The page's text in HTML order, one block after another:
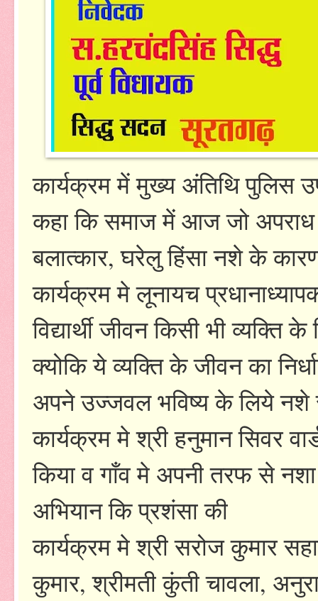
कार्यक्रम में मुख्य अंतिथि
कहा कि समाज में आज जो अपराध
बलात्कार, घरेलु हिंसा नशे के
कार्यक्रम मे लूनायच
विद्यार्थी जीवन किसी भी
क्योकि ये व्यक्ति के जीवन का
अपने उज्जवल भविष्य के लिये नशे
कार्यक्रम मे श्री हनुमान सिवर
किया व गाँव मे अपनी तरफ से
अभियान कि प्रशंसा की
कार्यक्रम मे श्री सरोज कुमार
कुमार, श्रीमती कुंती चावला,